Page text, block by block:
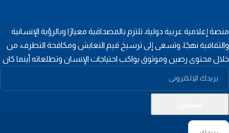
إعلامية عربية دولية، تلتزم بالمصداقية معيارًا وبالرؤية الإنسانية
نهجًا، وتسعى إلى ترسيخ قيم التعايش ومكافحة التطرف، من
محتوى رصين وموثوق يواكب احتياجات الإنسان وتطلعاته أينما كان